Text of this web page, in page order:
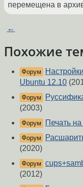
перемещена в
←
Похожие
Форум
Ubuntu 12.10
Форум
(2003)
Форум Печать
Форум
(2020)
Форум
(2012)